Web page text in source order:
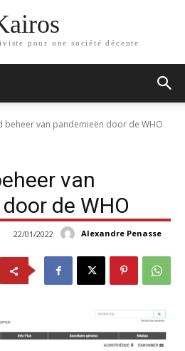
pour une société décente
beheer van pandemieën door de WHO
van
de WHO
Alexandre Penasse
22/01/2022